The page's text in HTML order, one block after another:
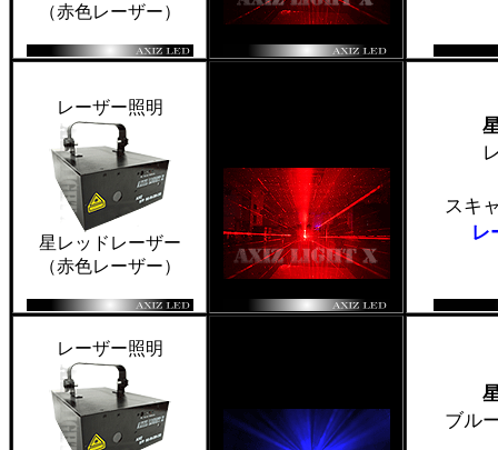
（赤色レーザー）
レーザー照明
星レッドレーザー
（赤色レーザー）
スキ
レ
レーザー照明
ブル